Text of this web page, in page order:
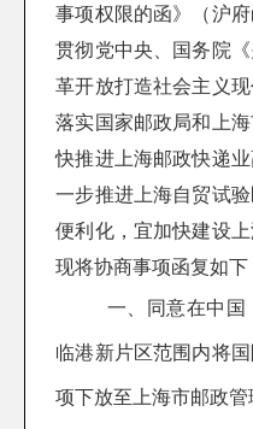
事项权限的函》（沪府
贯彻党中央、国务院
革开放打造社会主义
落实国家邮政局和上
快推进上海邮政快递
一步推进上海自贸试
便利化，宜加快建设
现将协商事项函复如下
一、同意在中国
临港新片区范围内将
项下放至上海市邮政管